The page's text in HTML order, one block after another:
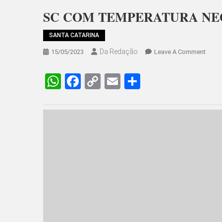
SC COM TEMPERATURA
SANTA CATARINA
15/05/2023 Da Redação Leave A CommentOn
WhatsApp
Facebook
CopyEmail
URUPEMA REGISTROU -1,19ºC, E EM SÃO